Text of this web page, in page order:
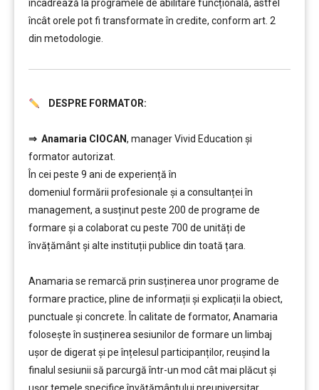
încadrează la programele de abilitare funcțională, astfel
încât orele pot fi transformate în credite, conform art. 2
din metodologie.
DESPRE FORMATOR:
⇒ Anamaria CIOCAN, manager Vivid Education și
formator autorizat.
În cei peste 9 ani de experiență în
domeniul formării profesionale și a consultanței în
management, a susținut peste 200 de programe de
formare și a colaborat cu peste 700 de unități de
învățământ şi alte instituții publice din toată țara.
Anamaria se remarcă prin susținerea unor programe de
formare practice, pline de informații și explicații la obiect,
punctuale și concrete. În calitate de formator, Anamaria
folosește în susținerea sesiunilor de formare un limbaj
ușor de digerat și pe înțelesul participanților, reușind la
finalul sesiunii să parcurgă într-un mod cât mai plăcut și